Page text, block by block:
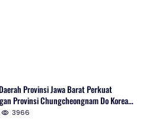
Provinsi Jawa Barat Perkuat
Provinsi Chungcheongnam Do Korea
3966